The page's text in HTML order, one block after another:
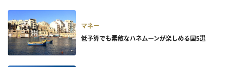
マネー
低予算でも素敵なハネムーンが楽しめる国5選